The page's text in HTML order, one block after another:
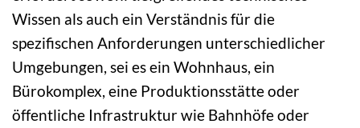
Wissen als auch ein Verständnis für die
spezifischen Anforderungen unterschiedlicher
Umgebungen, sei es ein Wohnhaus, ein
Bürokomplex, eine Produktionsstätte oder
öffentliche Infrastruktur wie Bahnhöfe oder